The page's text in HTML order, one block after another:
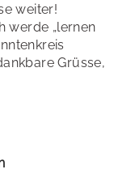
weiter!
werde „lernen
Grüsse,